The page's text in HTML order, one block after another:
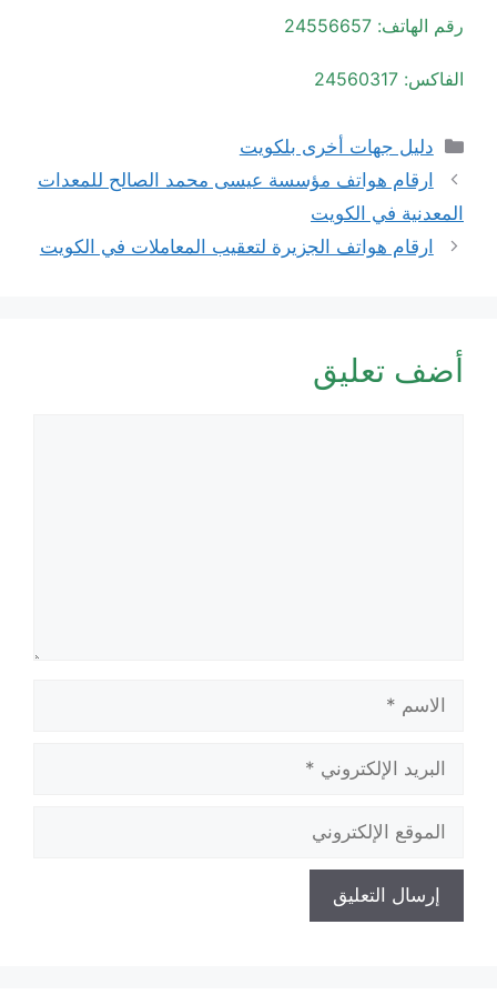
رقم الهاتف: 24556657
الفاكس: 24560317
التصنيفات
دليل جهات أخرى بلكويت
ارقام هواتف مؤسسة عيسى محمد الصالح للمعدات
المعدنية في الكويت
ارقام هواتف الجزيرة لتعقيب المعاملات في الكويت
أضف تعليق
الإلكتروني
الإلكتروني